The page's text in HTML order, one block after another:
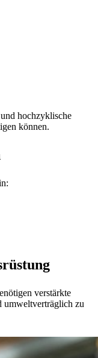
hochzyklische
können.
verstärkte
umweltverträglich zu